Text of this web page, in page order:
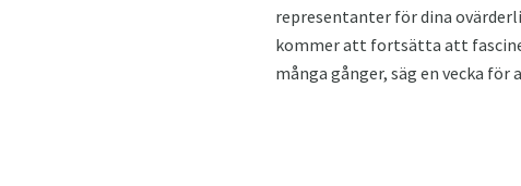
representanter för dina
kommer att fortsätta att
många gånger, säg en vecka